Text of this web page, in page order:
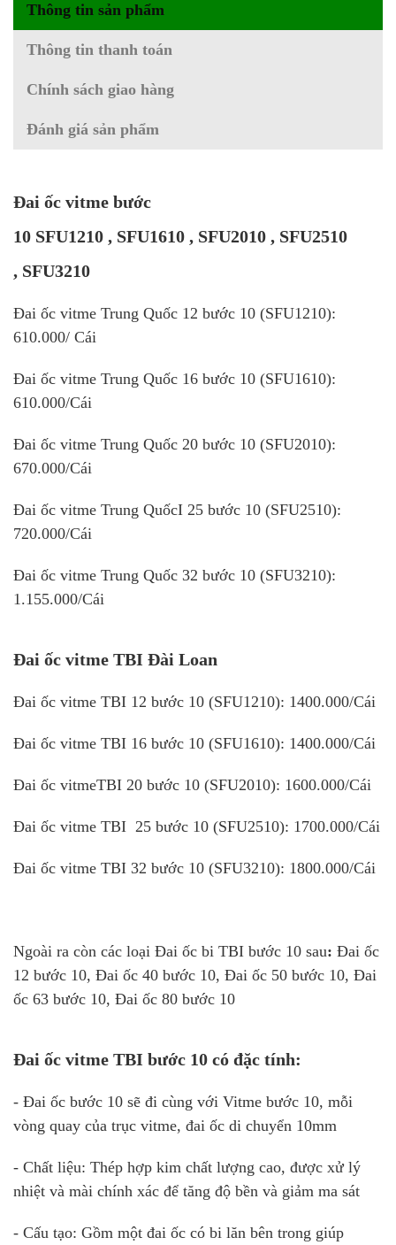
Thông tin sản phẩm
Thông tin thanh toán
Chính sách giao hàng
Đánh giá sản phẩm
Đai ốc vitme bước
10 SFU1210 , SFU1610 , SFU2010 , SFU2510
, SFU3210
Đai ốc vitme Trung Quốc 12 bước 10 (SFU1210):
610.000/ Cái
Đai ốc vitme Trung Quốc 16 bước 10 (SFU1610):
610.000/Cái
Đai ốc vitme Trung Quốc 20 bước 10 (SFU2010):
670.000/Cái
Đai ốc vitme Trung QuốcI 25 bước 10 (SFU2510):
720.000/Cái
Đai ốc vitme Trung Quốc 32 bước 10 (SFU3210):
1.155.000/Cái
Đai ốc vitme TBI Đài Loan
Đai ốc vitme TBI 12 bước 10 (SFU1210): 1400.000/Cái
Đai ốc vitme TBI 16 bước 10 (SFU1610): 1400.000/Cái
Đai ốc vitmeTBI 20 bước 10 (SFU2010): 1600.000/Cái
Đai ốc vitme TBI 25 bước 10 (SFU2510): 1700.000/Cái
Đai ốc vitme TBI 32 bước 10 (SFU3210): 1800.000/Cái
Ngoài ra còn các loại Đai ốc bi TBI bước 10 sau: Đai ốc
12 bước 10, Đai ốc 40 bước 10, Đai ốc 50 bước 10, Đai
ốc 63 bước 10, Đai ốc 80 bước 10
Đai ốc vitme TBI bước 10 có đặc tính:
- Đai ốc bước 10 sẽ đi cùng với Vitme bước 10, mỗi
vòng quay của trục vitme, đai ốc di chuyển 10mm
- Chất liệu: Thép hợp kim chất lượng cao, được xử lý
nhiệt và mài chính xác để tăng độ bền và giảm ma sát
- Cấu tạo: Gồm một đai ốc có bi lăn bên trong giúp